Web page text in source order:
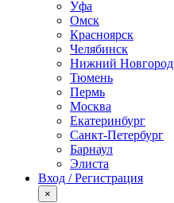
Уфа
Омск
Красноярск
Челябинск
Нижний Новгород
Тюмень
Пермь
Москва
Екатеринбург
Санкт-Петербург
Барнаул
Элиста
Вход / Регистрация
×